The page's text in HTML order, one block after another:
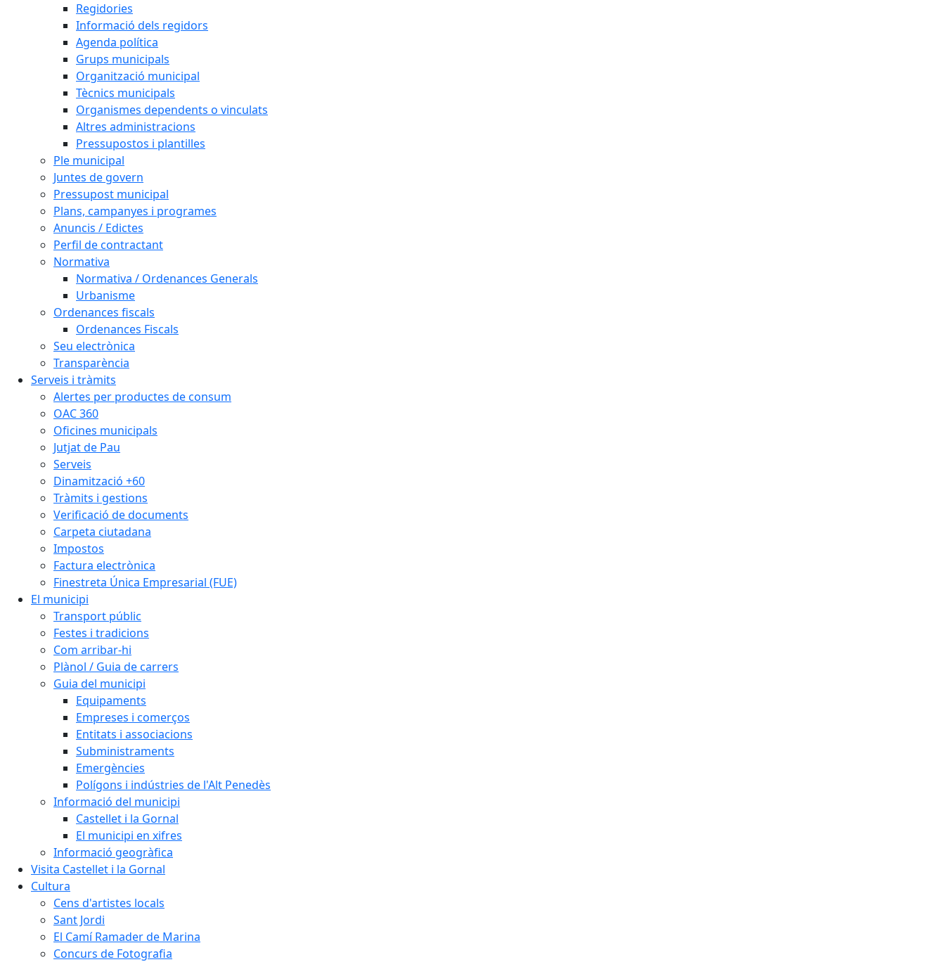
Regidories
Informació dels regidors
Agenda política
Grups municipals
Organització municipal
Tècnics municipals
Organismes dependents o vinculats
Altres administracions
Pressupostos i plantilles
Ple municipal
Juntes de govern
Pressupost municipal
Plans, campanyes i programes
Anuncis / Edictes
Perfil de contractant
Normativa
Normativa / Ordenances Generals
Urbanisme
Ordenances fiscals
Ordenances Fiscals
Seu electrònica
Transparència
Serveis i tràmits
Alertes per productes de consum
OAC 360
Oficines municipals
Jutjat de Pau
Serveis
Dinamització +60
Tràmits i gestions
Verificació de documents
Carpeta ciutadana
Impostos
Factura electrònica
Finestreta Única Empresarial (FUE)
El municipi
Transport públic
Festes i tradicions
Com arribar-hi
Plànol / Guia de carrers
Guia del municipi
Equipaments
Empreses i comerços
Entitats i associacions
Subministraments
Emergències
Polígons i indústries de l'Alt Penedès
Informació del municipi
Castellet i la Gornal
El municipi en xifres
Informació geogràfica
Visita Castellet i la Gornal
Cultura
Cens d'artistes locals
Sant Jordi
El Camí Ramader de Marina
Concurs de Fotografia